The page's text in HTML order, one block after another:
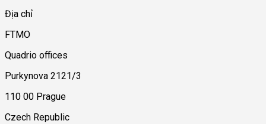
Địa chỉ
FTMO
Quadrio offices
Purkynova 2121/3
110 00 Prague
Czech Republic